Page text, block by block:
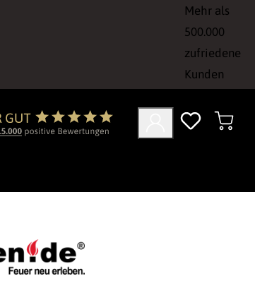
Mehr als
500.000
zufriedene
Kunden